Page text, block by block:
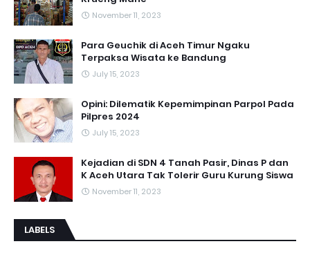
November 11, 2023
Para Geuchik di Aceh Timur Ngaku
Terpaksa Wisata ke Bandung
July 15, 2023
Opini: Dilematik Kepemimpinan Parpol Pada
Pilpres 2024
July 15, 2023
Kejadian di SDN 4 Tanah Pasir, Dinas P dan
K Aceh Utara Tak Tolerir Guru Kurung Siswa
November 11, 2023
LABELS